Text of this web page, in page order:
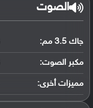
الصوت
جاك 3.5 مم:
مكبر الصوت:
مميزات أخرى: